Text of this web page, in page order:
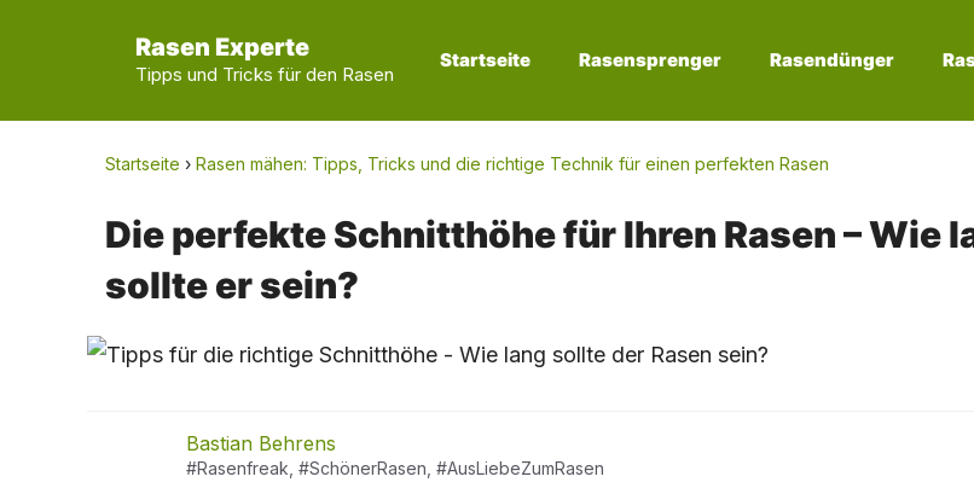
Rasen Experte
Tipps und Tricks für den Rasen
Startseite Rasensprenger Rasendünger
Startseite › Rasen mähen: Tipps, Tricks und die richtige Technik für einen perfekten Rasen
Die perfekte Schnitthöhe für Ihren Rasen – Wie
sollte er sein?
Bastian Behrens
#Rasenfreak, #SchönerRasen, #AusLiebeZumRasen